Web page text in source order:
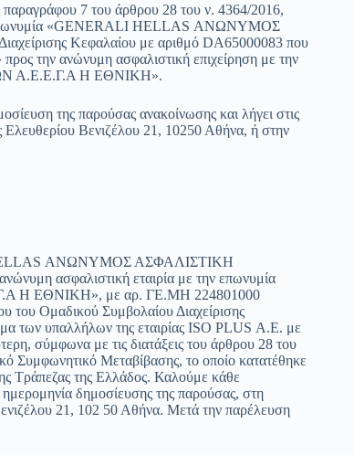
παραγράφου 7 του άρθρου 28 του ν. 4364/2016,
επωνυμία «GENERALI HELLAS ΑΝΩΝΥΜΟΣ
Κεφαλαίου με αριθμό DA65000083 που
την ανώνυμη ασφαλιστική επιχείρηση με την
Α.Ε.Ε.Γ.Α Η ΕΘΝΙΚΗ».
της παρούσας ανακοίνωσης και λήγει στις
Βενιζέλου 21, 10250 Αθήνα, ή στην
HELLAS ΑΝΩΝΥΜΟΣ ΑΣΦΑΛΙΣΤΙΚΗ
ασφαλιστική εταιρία με την επωνυμία
ΕΘΝΙΚΗ», με αρ. ΓΕ.ΜΗ 224801000
Ομαδικού Συμβολαίου Διαχείρισης
των υπαλλήλων της εταιρίας ΙSΟ ΡLUS Α.Ε. με
σύμφωνα με τις διατάξεις του άρθρου 28 του
Συμφωνητικό Μεταβίβασης, το οποίο κατατέθηκε
Τράπεζας της Ελλάδος. Καλούμε κάθε
δημοσίευσης της παρούσας, στη
21, 102 50 Αθήνα. Μετά την παρέλευση